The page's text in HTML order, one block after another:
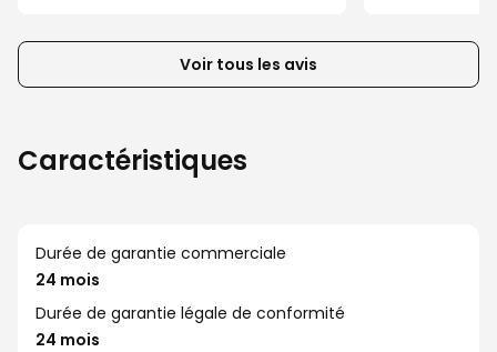
liste
Voir tous les avis
Caractéristiques
Durée de garantie commerciale
24 mois
Durée de garantie légale de conformité
24 mois